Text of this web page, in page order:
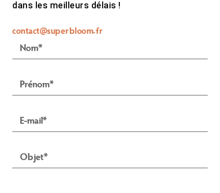
dans les meilleurs délais !
contact@superbloom.fr